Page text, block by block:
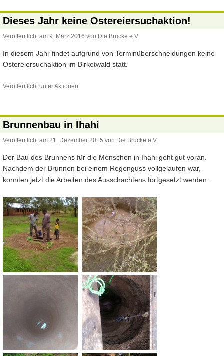
Dieses Jahr keine Ostereiersuchaktion!
Veröffentlicht am 9. März 2016 von Die Brücke e.V.
In diesem Jahr findet aufgrund von Terminüberschneidungen keine
Ostereiersuchaktion im Birketwald statt.
Veröffentlicht unterAktionen
Brunnenbau in Ihahi
Veröffentlicht am 21. Dezember 2015 von Die Brücke e.V.
Der Bau des Brunnens für die Menschen in Ihahi geht gut voran.
Nachdem der Brunnen bei einem Regenguss vollgelaufen war,
konnten jetzt die Arbeiten des Ausschachtens fortgesetzt werden.